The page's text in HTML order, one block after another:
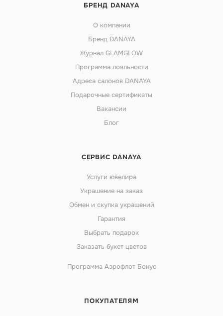
БРЕНД DANAYA
О компании
Бренд DANAYA
Журнал GLAMGLOW
Программа лояльности
Адреса салонов DANAYA
Подарочные сертификаты
Вакансии
Блог
СЕРВИС DANAYA
Услуги ювелира
Украшение на заказ
Обмен и скупка украшений
Гарантия
Выбрать подарок
Заказать букет цветов
Программа Аэрофлот Бонус
ПОКУПАТЕЛЯМ